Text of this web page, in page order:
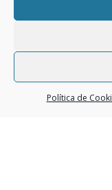
Política de